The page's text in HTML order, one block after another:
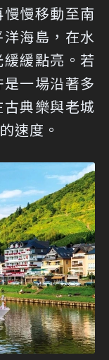
慢移動至南
海島，在水
緩點亮。若
一場沿著多
典樂與老城
速度。